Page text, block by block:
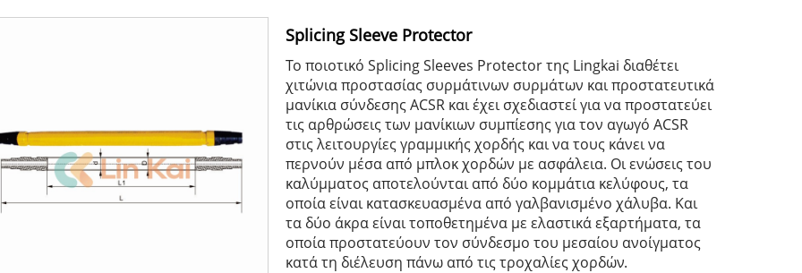
Splicing Sleeve Protector
Το ποιοτικό Splicing Sleeves Protector της Lingkai διαθέτει
χιτώνια προστασίας συρμάτινων συρμάτων και προστατευτικά
μανίκια σύνδεσης ACSR και έχει σχεδιαστεί για να προστατεύει
τις αρθρώσεις των μανίκιων συμπίεσης για τον αγωγό ACSR
στις λειτουργίες γραμμικής χορδής και να τους κάνει να
περνούν μέσα από μπλοκ χορδών με ασφάλεια. Οι ενώσεις του
καλύμματος αποτελούνται από δύο κομμάτια κελύφους, τα
οποία είναι κατασκευασμένα από γαλβανισμένο χάλυβα. Και
τα δύο άκρα είναι τοποθετημένα με ελαστικά εξαρτήματα, τα
οποία προστατεύουν τον σύνδεσμο του μεσαίου ανοίγματος
κατά τη διέλευση πάνω από τις τροχαλίες χορδών.